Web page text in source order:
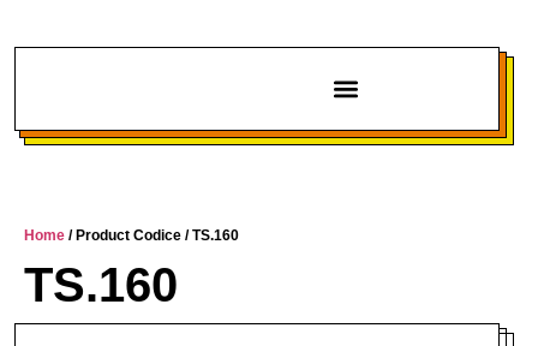
Home / Product Codice / TS.160
TS.160